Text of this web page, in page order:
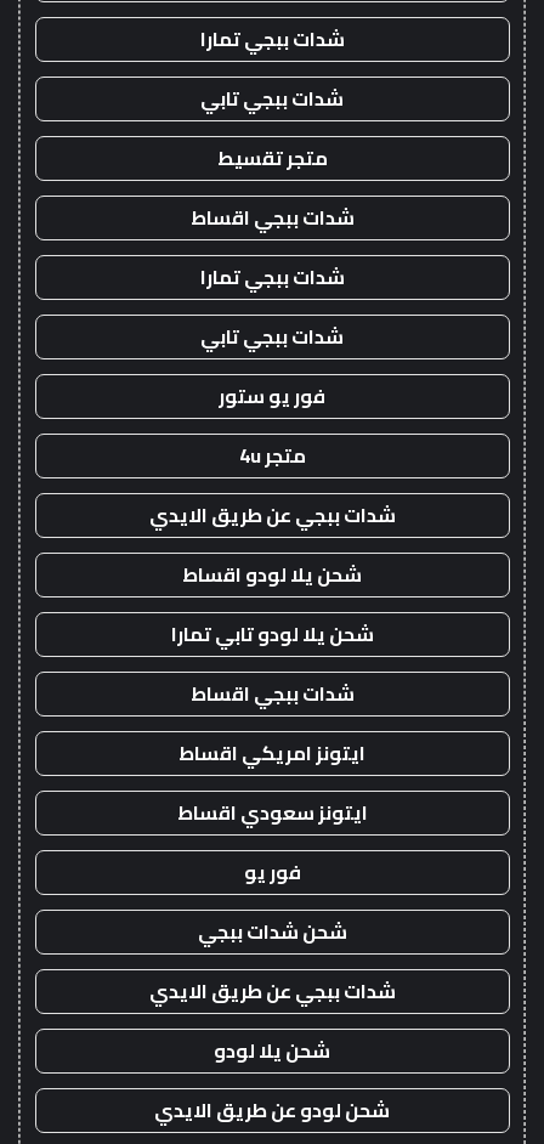
شدات ببجي تمارا
شدات ببجي تابي
متجر تقسيط
شدات ببجي اقساط
شدات ببجي تمارا
شدات ببجي تابي
فور يو ستور
متجر 4u
شدات ببجي عن طريق الايدي
شحن يلا لودو اقساط
شحن يلا لودو تابي تمارا
شدات ببجي اقساط
ايتونز امريكي اقساط
ايتونز سعودي اقساط
فور يو
شحن شدات ببجي
شدات ببجي عن طريق الايدي
شحن يلا لودو
شحن لودو عن طريق الايدي